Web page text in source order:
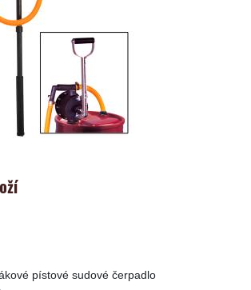
pístové sudové čerpadlo